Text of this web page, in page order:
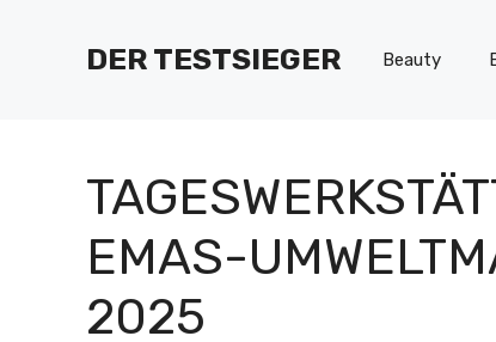
DER TESTSIEGER Beauty
EMAS-
2025